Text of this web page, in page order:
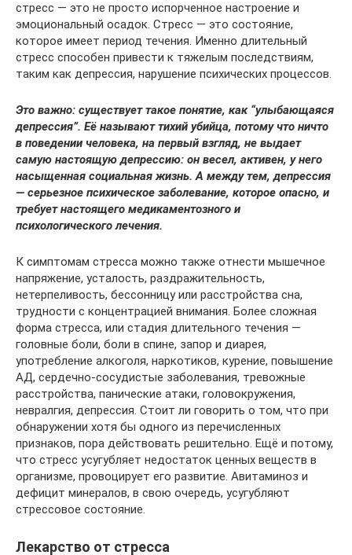
стресс — это не просто испорченное настроение и
эмоциональный осадок. Стресс — это состояние,
которое имеет период течения. Именно длительный
стресс способен привести к тяжелым последствиям,
таким как депрессия, нарушение психических процессов.
Это важно: существует такое понятие, как “улыбающаяся
депрессия”. Её называют тихий убийца, потому что ничто
в поведении человека, на первый взгляд, не выдает
самую настоящую депрессию: он весел, активен, у него
насыщенная социальная жизнь. А между тем, депрессия
— серьезное психическое заболевание, которое опасно, и
требует настоящего медикаментозного и
психологического лечения.
К симптомам стресса можно также отнести мышечное
напряжение, усталость, раздражительность,
нетерпеливость, бессонницу или расстройства сна,
трудности с концентрацией внимания. Более сложная
форма стресса, или стадия длительного течения —
головные боли, боли в спине, запор и диарея,
употребление алкоголя, наркотиков, курение, повышение
АД, сердечно-сосудистые заболевания, тревожные
расстройства, панические атаки, головокружения,
невралгия, депрессия. Стоит ли говорить о том, что при
обнаружении хотя бы одного из перечисленных
признаков, пора действовать решительно. Ещё и потому,
что стресс усугубляет недостаток ценных веществ в
организме, провоцирует его развитие. Авитаминоз и
дефицит минералов, в свою очередь, усугубляют
стрессовое состояние.
Лекарство от стресса